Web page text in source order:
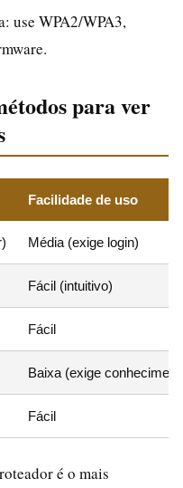
use WPA2/WPA3,
para ver
Facilidade de uso
Média (exige login)
Fácil (intuitivo)
Fácil
Baixa (exige
Fácil
é o mais